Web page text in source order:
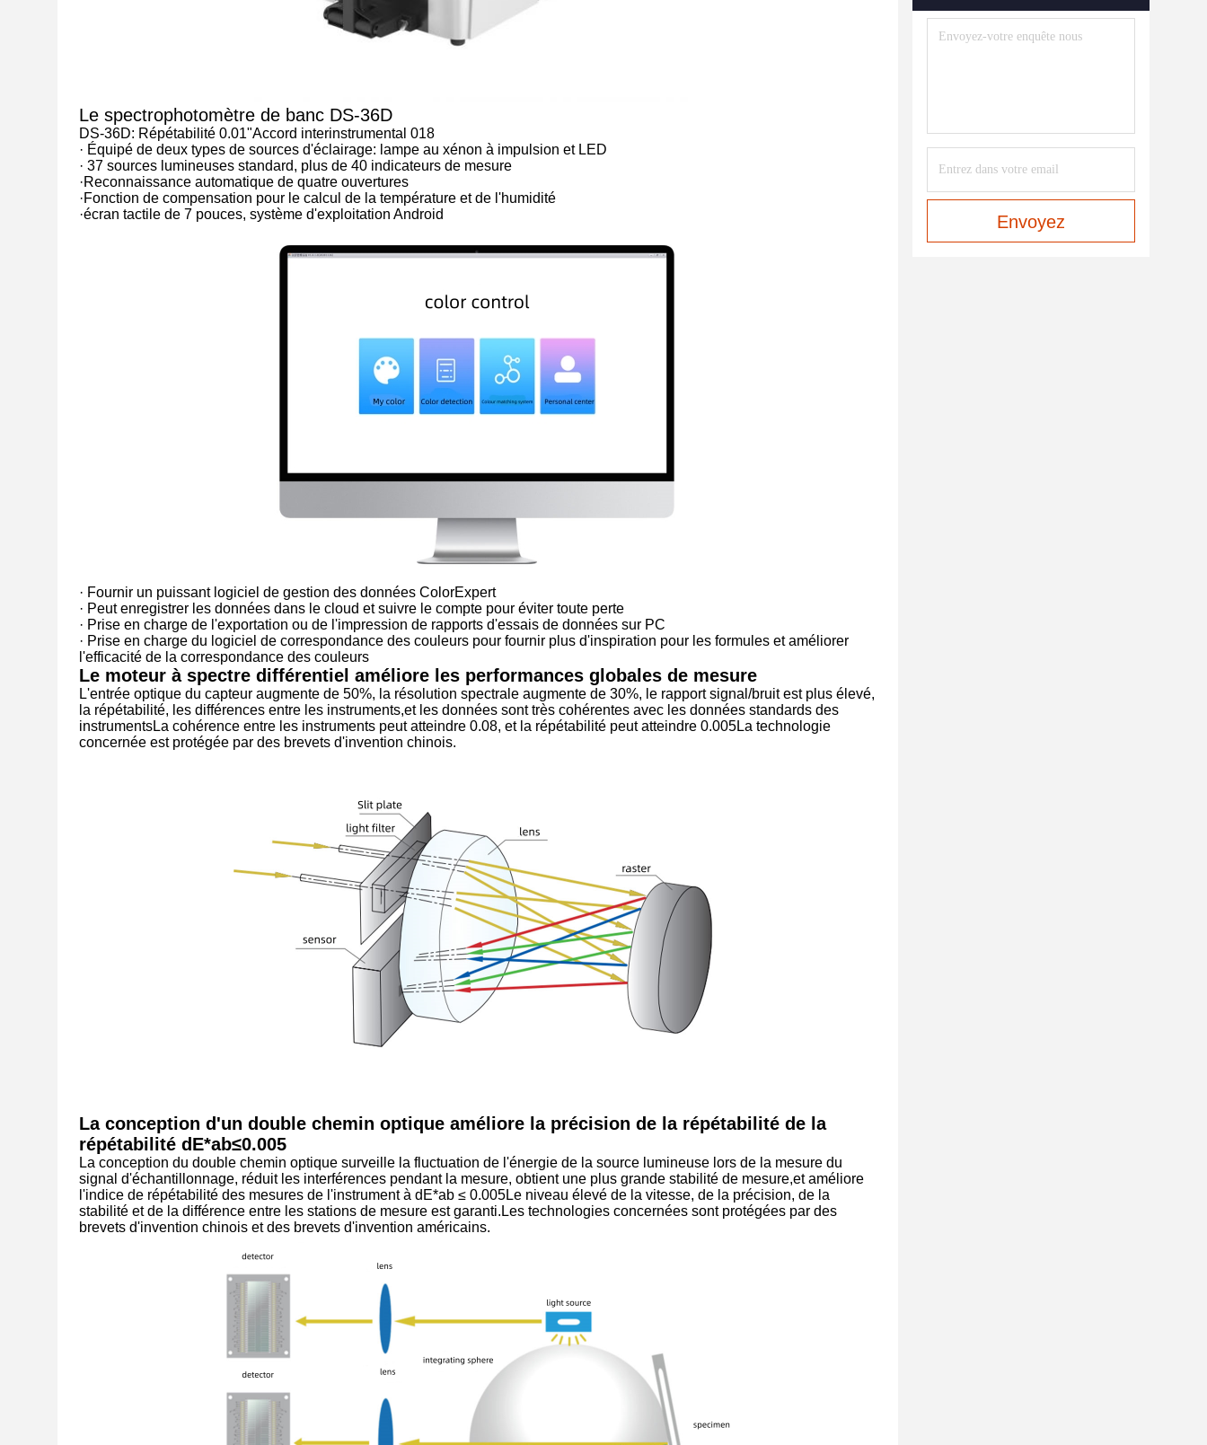
Le spectrophotomètre de banc DS-36D
DS-36D: Répétabilité 0.01"Accord interinstrumental 018
· Équipé de deux types de sources d'éclairage: lampe au xénon à impulsion et LED
· 37 sources lumineuses standard, plus de 40 indicateurs de mesure
·Reconnaissance automatique de quatre ouvertures
·Fonction de compensation pour le calcul de la température et de l'humidité
·écran tactile de 7 pouces, système d'exploitation Android
· Fournir un puissant logiciel de gestion des données ColorExpert
· Peut enregistrer les données dans le cloud et suivre le compte pour éviter toute perte
· Prise en charge de l'exportation ou de l'impression de rapports d'essais de données sur PC
· Prise en charge du logiciel de correspondance des couleurs pour fournir plus d'inspiration pour les formules et améliorer
l'efficacité de la correspondance des couleurs
Le moteur à spectre différentiel améliore les performances globales de mesure
L'entrée optique du capteur augmente de 50%, la résolution spectrale augmente de 30%, le rapport signal/bruit est plus élevé,
la répétabilité, les différences entre les instruments,et les données sont très cohérentes avec les données standards des
instrumentsLa cohérence entre les instruments peut atteindre 0.08, et la répétabilité peut atteindre 0.005La technologie
concernée est protégée par des brevets d'invention chinois.
La conception d'un double chemin optique améliore la précision de la répétabilité de la
répétabilité dE*ab≤0.005
La conception du double chemin optique surveille la fluctuation de l'énergie de la source lumineuse lors de la mesure du
signal d'échantillonnage, réduit les interférences pendant la mesure, obtient une plus grande stabilité de mesure,et améliore
l'indice de répétabilité des mesures de l'instrument à dE*ab ≤ 0.005Le niveau élevé de la vitesse, de la précision, de la
stabilité et de la différence entre les stations de mesure est garanti.Les technologies concernées sont protégées par des
brevets d'invention chinois et des brevets d'invention américains.
Envoyez